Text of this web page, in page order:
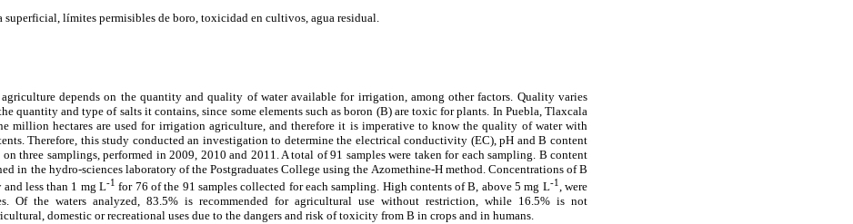
superficial, límites permisibles de boro, toxicidad en cultivos, agua residual.
depends on the quantity and quality of water available for irrigation, among other factors. Quality varies
quantity and type of salts it contains, since some elements such as boron (B) are toxic for plants. In Puebla, Tlaxcala
million hectares are used for irrigation agriculture, and therefore it is imperative to know the quality of water with
Therefore, this study conducted an investigation to determine the electrical conductivity (EC), pH and B content
on three samplings, performed in 2009, 2010 and 2011. A total of 91 samples were taken for each sampling. B content
in the hydro-sciences laboratory of the Postgraduates College using the Azomethine-H method. Concentrations of B
less than 1 mg L-1 for 76 of the 91 samples collected for each sampling. High contents of B, above 5 mg L-1, were
Of the waters analyzed, 83.5% is recommended for agricultural use without restriction, while 16.5% is not
domestic or recreational uses due to the dangers and risk of toxicity from B in crops and in humans.